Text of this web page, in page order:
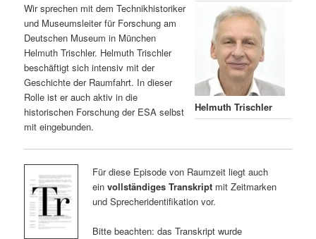
Helmuth Trischler
Wir sprechen mit dem Technikhistoriker
und Museumsleiter für Forschung am
Deutschen Museum in München
Helmuth Trischler. Helmuth Trischler
beschäftigt sich intensiv mit der
Geschichte der Raumfahrt. In dieser
Rolle ist er auch aktiv in die
historischen Forschung der ESA selbst
mit eingebunden.
Für diese Episode von Raumzeit liegt auch
ein vollständiges Transkriptmit Zeitmarken
und Sprecheridentifikation vor.
Bitte beachten: das Transkript wurde